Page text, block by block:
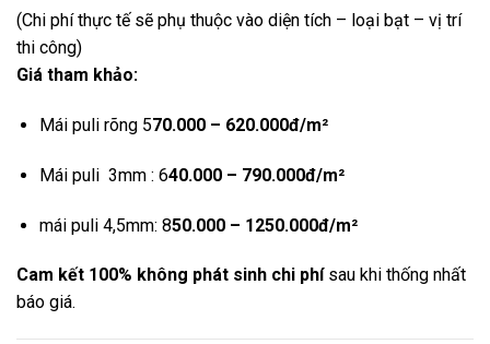
(Chi phí thực tế sẽ phụ thuộc vào diện tích – loại bạt – vị trí
thi công)
Giá tham khảo:
Mái puli rõng 570.000 – 620.000đ/m²
Mái puli 3mm : 640.000 – 790.000đ/m²
mái puli 4,5mm: 850.000 – 1250.000đ/m²
Cam kết 100% không phát sinh chi phísau khi thống nhất
báo giá.